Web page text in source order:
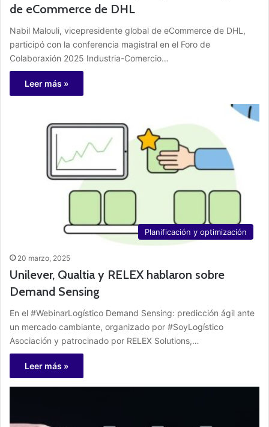
de eCommerce de DHL
Nabil Malouli, vicepresidente global de eCommerce de DHL,
participó con la conferencia magistral en el Foro de
Colaboraxión 2025 Industria-Comercio…
Leer más »
Planificación y optimización
20 marzo, 2025
Unilever, Qualtia y RELEX hablaron sobre
Demand Sensing
En el #WebinarLogístico Demand Sensing: predicción ágil ante
un mercado cambiante, organizado por #SoyLogístico
Asociación y patrocinado por RELEX Solutions,…
Leer más »